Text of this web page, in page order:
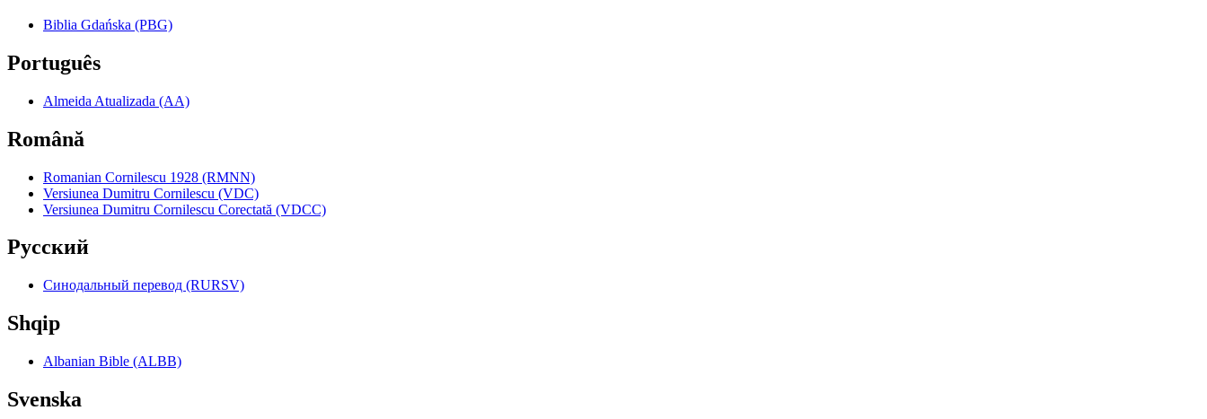
Biblia Gdańska (PBG)
Português
Almeida Atualizada (AA)
Română
Romanian Cornilescu 1928 (RMNN)
Versiunea Dumitru Cornilescu (VDC)
Versiunea Dumitru Cornilescu Corectată (VDCC)
Pyccкий
Синодальный перевод (RURSV)
Shqip
Albanian Bible (ALBB)
Svenska